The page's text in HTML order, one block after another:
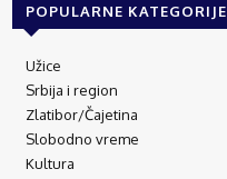
POPULARNE KATEGORIJE
Užice
Srbija i region
Zlatibor/Čajetina
Slobodno vreme
Kultura